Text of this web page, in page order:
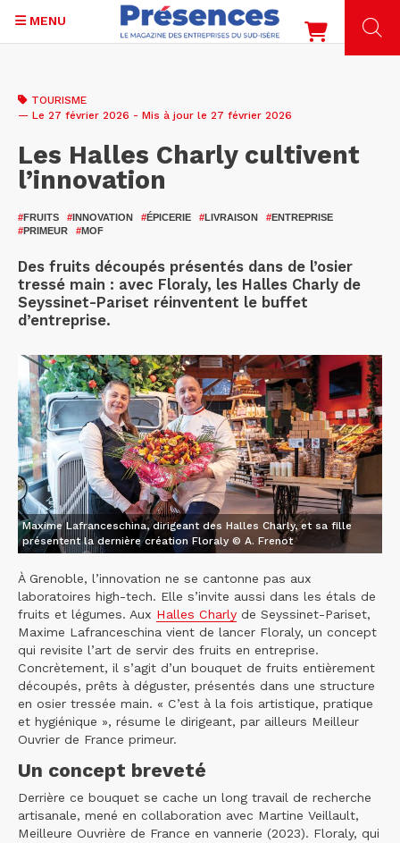
contenu
MENU
TOURISME
— Le 27 février 2026 - Mis à jour le 27 février 2026
Les Halles Charly cultivent
l’innovation
#FRUITS #INNOVATION #ÉPICERIE #LIVRAISON #ENTREPRISE
#PRIMEUR #MOF
Des fruits découpés présentés dans de l’osier
tressé main : avec Floraly, les Halles Charly de
Seyssinet-Pariset réinventent le buffet
d’entreprise.
Maxime Lafranceschina, dirigeant des Halles Charly, et sa fille
présentent la dernière création Floraly © A. Frenot
À Grenoble, l’innovation ne se cantonne pas aux
laboratoires high-tech. Elle s’invite aussi dans les étals de
fruits et légumes. Aux Halles Charly de Seyssinet-Pariset,
Maxime Lafranceschina vient de lancer Floraly, un concept
qui revisite l’art de servir des fruits en entreprise.
Concrètement, il s’agit d’un bouquet de fruits entièrement
découpés, prêts à déguster, présentés dans une structure
en osier tressée main. « C’est à la fois artistique, pratique
et hygiénique », résume le dirigeant, par ailleurs Meilleur
Ouvrier de France primeur.
Un concept breveté
Derrière ce bouquet se cache un long travail de recherche
artisanale, mené en collaboration avec Martine Veillault,
Meilleure Ouvrière de France en vannerie (2023). Floraly, qui